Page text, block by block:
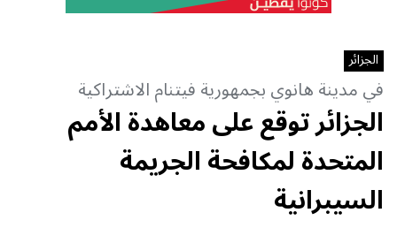
الجزائر
في مدينة هانوي بجمهورية فيتنام الاشتراكية
الجزائر توقع على معاهدة الأمم
المتحدة لمكافحة الجريمة
السيبرانية